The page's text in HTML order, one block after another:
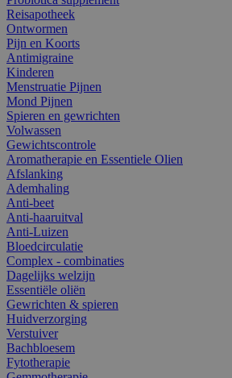
Reisapotheek
Ontwormen
Pijn en Koorts
Antimigraine
Kinderen
Menstruatie Pijnen
Mond Pijnen
Spieren en gewrichten
Volwassen
Gewichtscontrole
Aromatherapie en Essentiele Olien
Afslanking
Ademhaling
Anti-beet
Anti-haaruitval
Anti-Luizen
Bloedcirculatie
Complex - combinaties
Dagelijks welzijn
Essentiële oliën
Gewrichten & spieren
Huidverzorging
Verstuiver
Bachbloesem
Fytotherapie